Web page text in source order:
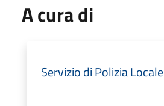
A cura di
Servizio di Polizia Locale